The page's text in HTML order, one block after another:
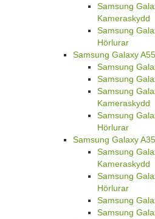
Samsung
Kameraskydd
Samsung
Hörlurar
Samsung Galaxy A55
Samsung
Samsung
Samsung
Kameraskydd
Samsung
Hörlurar
Samsung Galaxy A35
Samsung
Kameraskydd
Samsung
Hörlurar
Samsung
Samsung